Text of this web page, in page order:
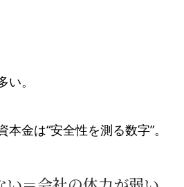
。
金は“安全性を測る数字”。